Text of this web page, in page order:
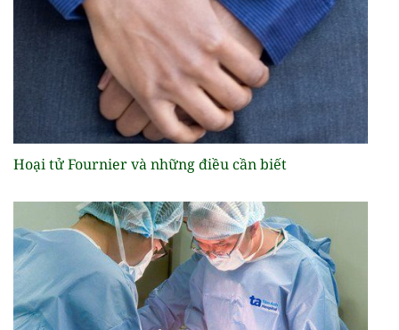
Hoại tử Fournier và những điều cần biết